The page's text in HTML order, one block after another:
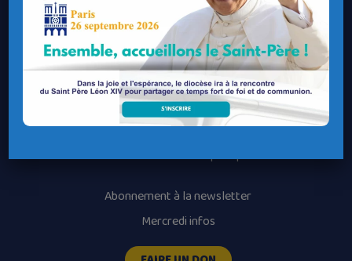
Recrutement
Horaires des messes
Nos paroisses
Les services diocésains
Les mouvements diocésains
Nous luttons contre la pédophilie
Abonnement à la newsletter
Mercredi infos